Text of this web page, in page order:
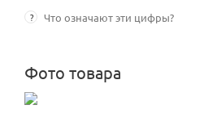
? Что означают эти цифры?
Фото товара